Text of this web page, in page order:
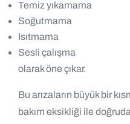
Temiz yıkamama
Soğutmama
Isıtmama
Sesli çalışma
olarak öne çıkar.
Bu arızaların büyük bir
bakım eksikliği ile